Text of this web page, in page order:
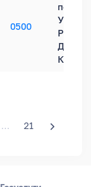
0500
УФНС
Кизляр
… 21